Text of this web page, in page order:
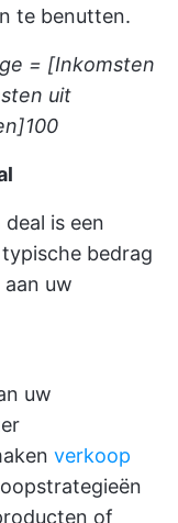
te benutten.
= [Inkomsten
uit
100
is een
bedrag
uw
uw
verkoop
of